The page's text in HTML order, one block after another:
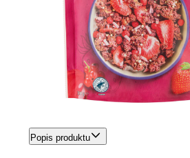
Popis produktu